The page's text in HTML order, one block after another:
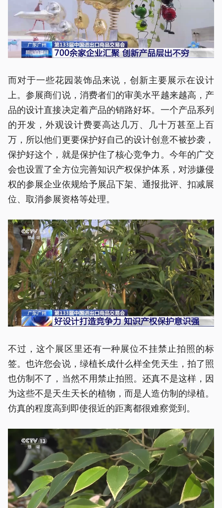
而对于一些花园装饰品来说，创新主要展示在设计
上。参展商们说，消费者们的审美水平越来越高，产
品的设计直接决定着产品的销路好坏。一个产品系列
的开发，外观设计费要高达几万、几十万甚至上百
万，所以他们更要保护好自己的设计创意不被抄袭，
保护好这个，就是保护住了核心竞争力。今年的广交
会也设置了全方位完善知识产权保护体系，对涉嫌侵
权的参展企业依规给予展品下架、通报批评、扣减展
位、取消参展资格等处理。
不过，这个展区里还有一种展位不挂禁止拍照的标
签。也许您会说，绿植长成什么样全凭天生，拍了照
也仿制不了，当然不用禁止拍照。还真不是这样，因
为这些不是天生天长的植物，而是人造仿制的绿植。
仿真的程度高到即使很近的距离都很难察觉到。